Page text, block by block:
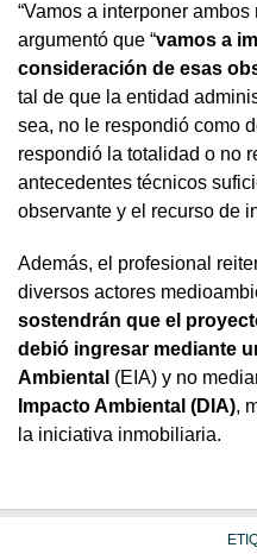
“Vamos a interponer
argumentó que “vamos a
consideración de esas
tal de que la entidad
sea, no le respondió como
respondió la totalidad o no
antecedentes técnicos
observante y el recurso de
Además, el profesional
diversos actores
sostendrán que el
debió ingresar mediante
Ambiental (EIA) y no
Impacto Ambiental (DIA),
la iniciativa inmobiliaria.